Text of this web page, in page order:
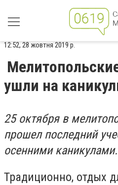
12:52, 28 жовтня 2019 р.
ушли на
25 октября в
прошел последний
осенними каникулами.
Традиционно, отдых